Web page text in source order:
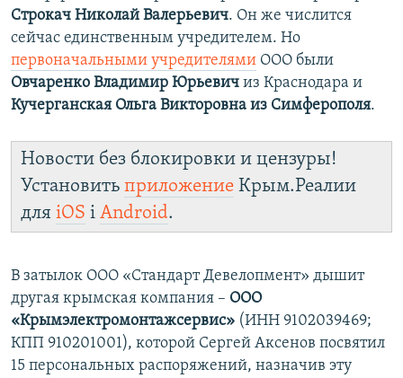
Строкач Николай Валерьевич. Он же числится
сейчас единственным учредителем. Но
первоначальными учредителями ООО были
Овчаренко Владимир Юрьевич из Краснодара и
Кучерганская Ольга Викторовна из Симферополя.
Новости без блокировки и цензуры!
Установить приложение Крым.Реалии
для iOS і Android.
В затылок ООО «Стандарт Девелопмент» дышит
другая крымская компания – ООО
«Крымэлектромонтажсервис» (ИНН 9102039469;
КПП 910201001), которой Сергей Аксенов посвятил
15 персональных распоряжений, назначив эту